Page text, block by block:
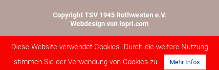
Copyright TSV 1945 Rothwesten e.V.
Webdesign von lopri.com
Diese Website verwendet Cookies. Durch die weitere Nutzung
stimmen Sie der Verwendung von Cookies zu.
Mehr Infos